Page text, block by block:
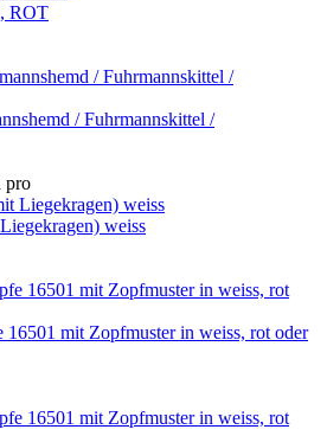
ROT
/ Fuhrmannskittel /
pro
weiss
mit Zopfmuster in weiss, rot oder